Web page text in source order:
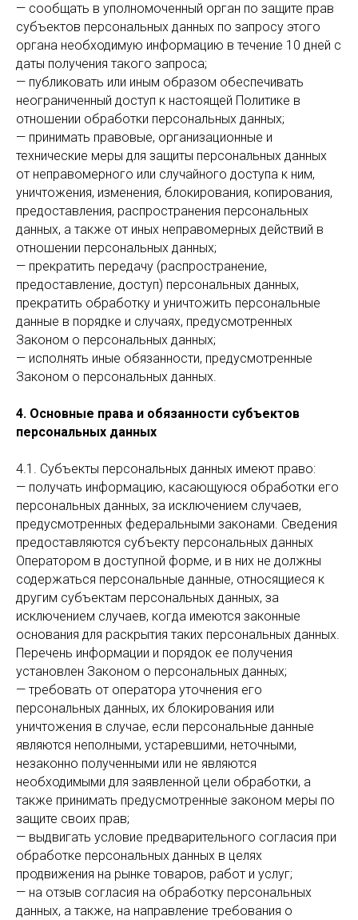
— сообщать в уполномоченный орган по защите прав
субъектов персональных данных по запросу этого
органа необходимую информацию в течение 10 дней с
даты получения такого запроса;
— публиковать или иным образом обеспечивать
неограниченный доступ к настоящей Политике в
отношении обработки персональных данных;
— принимать правовые, организационные и
технические меры для защиты персональных данных
от неправомерного или случайного доступа к ним,
уничтожения, изменения, блокирования, копирования,
предоставления, распространения персональных
данных, а также от иных неправомерных действий в
отношении персональных данных;
— прекратить передачу (распространение,
предоставление, доступ) персональных данных,
прекратить обработку и уничтожить персональные
данные в порядке и случаях, предусмотренных
Законом о персональных данных;
— исполнять иные обязанности, предусмотренные
Законом о персональных данных.
4. Основные права и обязанности субъектов
персональных данных
4.1. Субъекты персональных данных имеют право:
— получать информацию, касающуюся обработки его
персональных данных, за исключением случаев,
предусмотренных федеральными законами. Сведения
предоставляются субъекту персональных данных
Оператором в доступной форме, и в них не должны
содержаться персональные данные, относящиеся к
другим субъектам персональных данных, за
исключением случаев, когда имеются законные
основания для раскрытия таких персональных данных.
Перечень информации и порядок ее получения
установлен Законом о персональных данных;
— требовать от оператора уточнения его
персональных данных, их блокирования или
уничтожения в случае, если персональные данные
являются неполными, устаревшими, неточными,
незаконно полученными или не являются
необходимыми для заявленной цели обработки, а
также принимать предусмотренные законом меры по
защите своих прав;
— выдвигать условие предварительного согласия при
обработке персональных данных в целях
продвижения на рынке товаров, работ и услуг;
— на отзыв согласия на обработку персональных
данных, а также, на направление требования о